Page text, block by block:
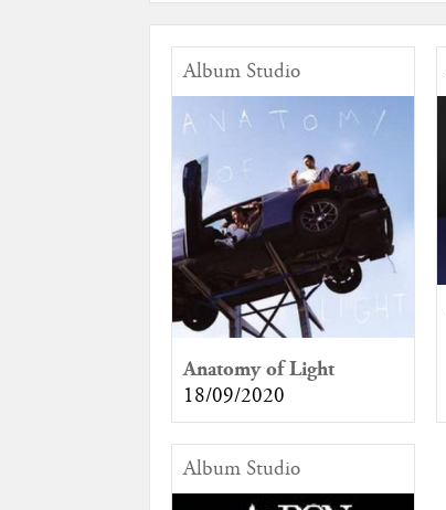
Album Studio
Anatomy of Light
18/09/2020
Album Studio